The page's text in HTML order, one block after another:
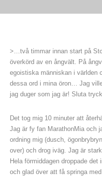
>…två timmar innan start på
överkörd av en ångvält. På
egoistiska människan i världen
dessa ord i mina öron… Jag
jag duger som jag är! Sluta
Det tog mig 10 minuter att
Jag är fy fan MarathonMia och
ordning mig (dusch,
over) och drog iväg. Jag är
Hela förmiddagen droppade
och glad över att få springa